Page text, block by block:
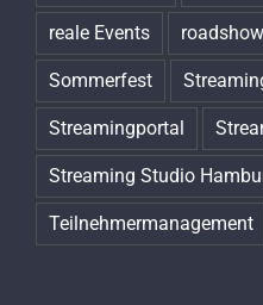
reale Events roadshow
Sommerfest
Streamingportal
Streaming Studio
Teilnehmermanagement